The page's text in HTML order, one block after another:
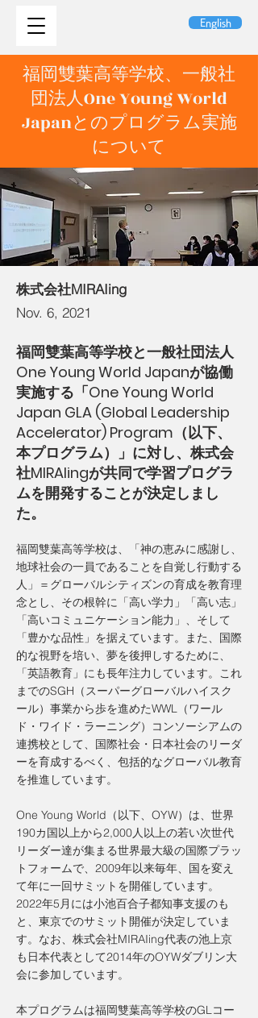
English
福岡雙葉高等学校、一般社
団法人One Young World
Japanとのプログラム実施
について
株式会社MIRAIing
Nov. 6, 2021
福岡雙葉高等学校と一般社団法人
One Young World Japanが協働
実施する「One Young World
Japan GLA (Global Leadership
Accelerator) Program（以下、
本プログラム）」に対し、株式会
社MIRAIingが共同で学習プログラ
ムを開発することが決定しまし
た。
福岡雙葉高等学校は、「神の恵みに感謝し、
地球社会の一員であることを自覚し行動する
人」＝グローバルシティズンの育成を教育理
念とし、その根幹に「高い学力」「高い志」
「高いコミュニケーション能力」、そして
「豊かな品性」を据えています。また、国際
的な視野を培い、夢を後押しするために、
「英語教育」にも長年注力しています。これ
までのSGH（スーパーグローバルハイスク
ール）事業から歩を進めたWWL（ワール
ド・ワイド・ラーニング）コンソーシアムの
連携校として、国際社会・日本社会のリーダ
ーを育成するべく、包括的なグローバル教育
を推進しています。
One Young World（以下、OYW）は、世界
190カ国以上から2,000⼈以上の若い次世代
リーダー達が集まる世界最大級の国際プラッ
トフォームで、2009年以来毎年、国を変え
て年に一回サミットを開催しています。
2022年5月には小池百合子都知事支援のも
と、東京でのサミット開催が決定していま
す。なお、株式会社MIRAIing代表の池上京
も日本代表として2014年のOYWダブリン大
会に参加しています。
本プログラムは福岡雙葉高等学校のGLコー